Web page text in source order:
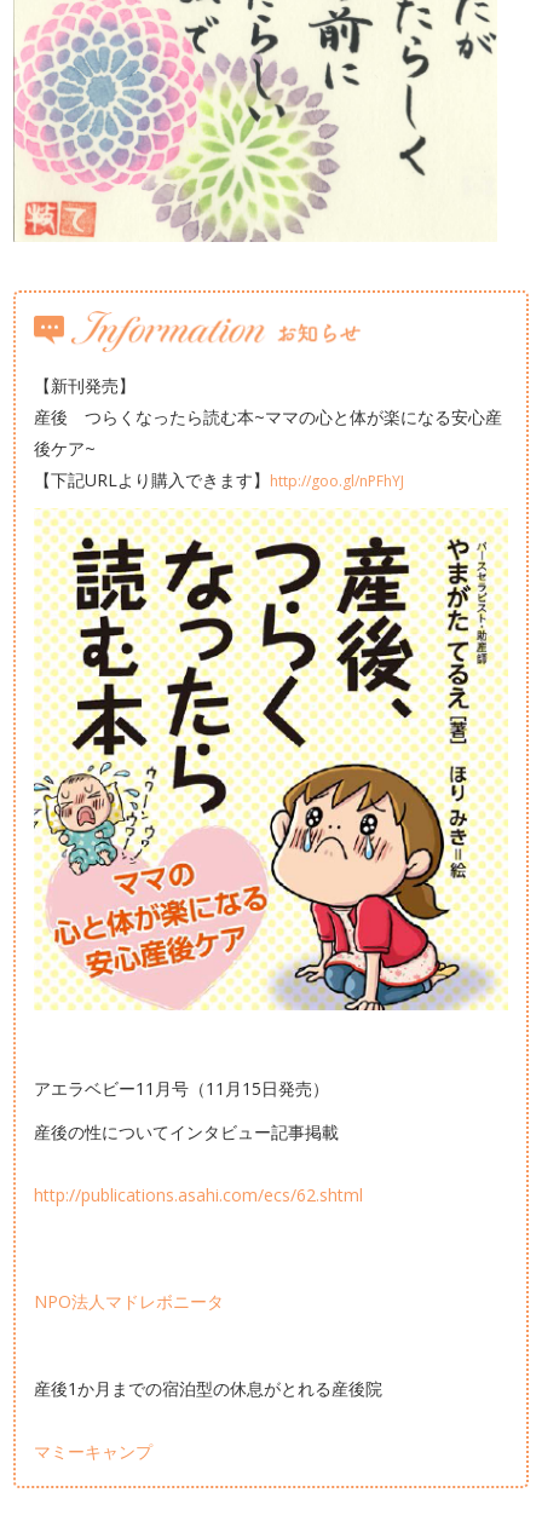
【新刊発売】
産後 つらくなったら読む本~ママの心と体が楽になる安心産
後ケア~
【下記URLより購入できます】 http://goo.gl/nPFhYJ
アエラベビー11月号（11月15日発売）
産後の性についてインタビュー記事掲載
http://publications.asahi.com/ecs/62.shtml
NPO法人マドレボニータ
産後1か月までの宿泊型の休息がとれる産後院
マミーキャンプ